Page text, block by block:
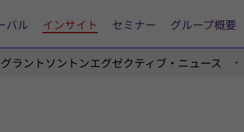
バル インサイト セミナー グループ概要
ラントソントンエグゼクティブ・ニュース